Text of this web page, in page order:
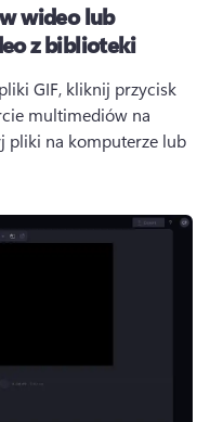
wideo lub
z biblioteki
GIF, kliknij przycisk
multimediów na
pliki na komputerze lub